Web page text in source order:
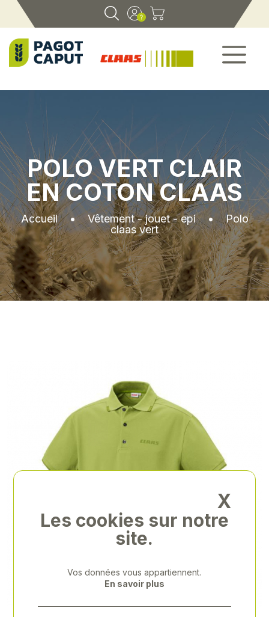
POLO VERT CLAIR
EN COTON CLAAS
Accueil• Vêtement - jouet - epi•Polo
claas vert
X
Les cookies sur notre
site.
Vos données vous appartiennent.
En savoir plus